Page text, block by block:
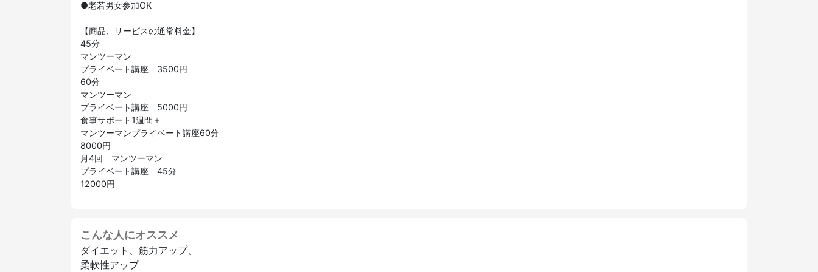
●老若男女参加OK
【商品、サービスの通常料金】
45分
マンツーマン
プライベート講座 3500円
60分
マンツーマン
プライベート講座 5000円
食事サポート1週間＋
マンツーマンプライベート講座60分
8000円
月4回 マンツーマン
プライベート講座 45分
12000円
こんな人にオススメ
ダイエット、筋力アップ、
柔軟性アップ